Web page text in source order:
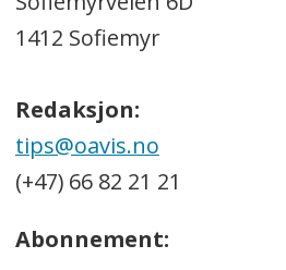
1412 Sofiemyr
Redaksjon:
tips@oavis.no
(+47) 66 82 21 21
Abonnement: